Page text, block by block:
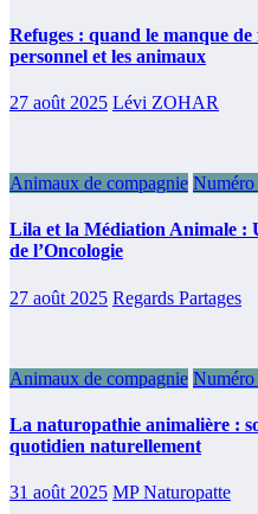
Refuges : quand le manque
personnel et les animaux
27 août 2025 Lévi ZOHAR
Animaux de compagnie Numéro
Lila et la Médiation Animale :
de l’Oncologie
27 août 2025 Regards Partages
Animaux de compagnie Numéro
La naturopathie animalière :
quotidien naturellement
31 août 2025 MP Naturopatte